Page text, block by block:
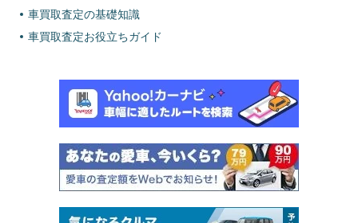
車買取査定の基礎知識
車買取査定お役立ちガイド